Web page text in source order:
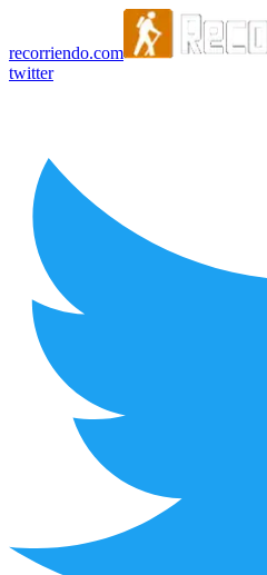
recorriendo.com
twitter